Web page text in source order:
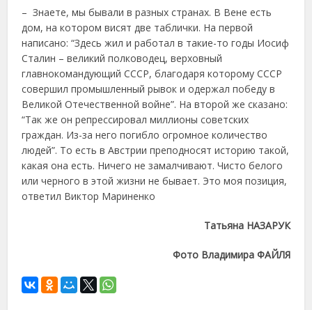
– Знаете, мы бывали в разных странах. В Вене есть
дом, на котором висят две таблички. На первой
написано: “Здесь жил и работал в такие-то годы Иосиф
Сталин – великий полководец, верховный
главнокомандующий СССР, благодаря которому СССР
совершил промышленный рывок и одержал победу в
Великой Отечественной войне”. На второй же сказано:
“Так же он репрессировал миллионы советских
граждан. Из-за него погибло огромное количество
людей”. То есть в Австрии преподносят историю такой,
какая она есть. Ничего не замалчивают. Чисто белого
или черного в этой жизни не бывает. Это моя позиция,
ответил Виктор Мариненко
Татьяна НАЗАРУК
Фото Владимира ФАЙЛЯ